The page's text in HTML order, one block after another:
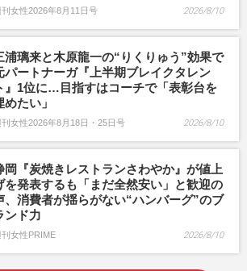
刊女性2026年8月11日号 2026/8/10
浦璃来と木原龍一の“りくりゅう”効果で
パートナーガ『上半期ブレイクタレン
』1位に…目指すはコーチで「表彰台を
めたい」
刊女性2026年8月18日・25日号 2026/8/10
岡『炭焼きレストランさわやか』が値上
を発表するも「まだ全然安い」と歓迎の
、消費者が揺らがない“ハンバーグ”のブ
ンド力
刊女性PRIME 2026/8/10